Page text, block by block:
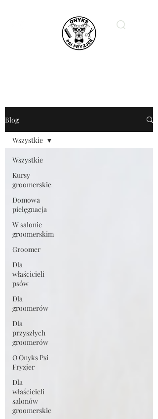
Blog
Wszystkie
Kursy
groomerskie
Domowa
pielęgnacja
W salonie
groomerskim
Groomer
Dla
właścicieli
psów
Dla
groomerów
Dla
przyszłych
groomerów
O Onyks Psi
Fryzjer
Dla
właścicieli
salonów
groomerskic
Wszystkie